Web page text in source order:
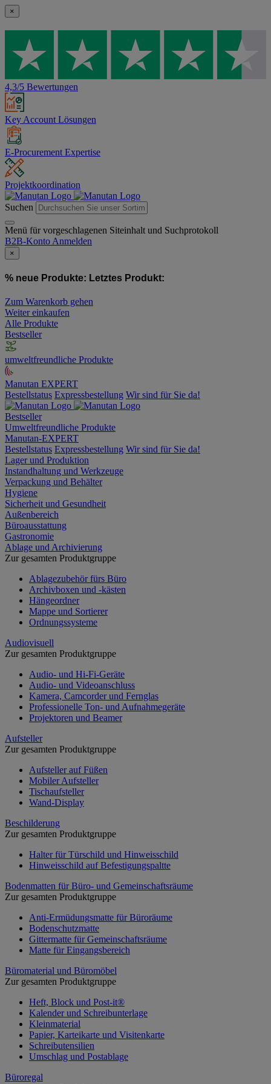
×
4,3/5 Bewertungen
Key Account Lösungen
E-Procurement Expertise
Projektkoordination
Suchen
Menü für vorgeschlagenen Siteinhalt und Suchprotokoll
B2B-Konto Anmelden
×
% neue Produkte: Letztes Produkt:
Zum Warenkorb gehen
Weiter einkaufen
Alle Produkte
Bestseller
umweltfreundliche Produkte
Manutan EXPERT
Bestellstatus Expressbestellung Wir sind für Sie da!
Bestseller
Umweltfreundliche Produkte
Manutan-EXPERT
Bestellstatus Expressbestellung Wir sind für Sie da!
Lager und Produktion
Instandhaltung und Werkzeuge
Verpackung und Behälter
Hygiene
Sicherheit und Gesundheit
Außenbereich
Büroausstattung
Gastronomie
Ablage und Archivierung
Zur gesamten Produktgruppe
Ablagezubehör fürs Büro
Archivboxen und -kästen
Hängeordner
Mappe und Sortierer
Ordnungssysteme
Audiovisuell
Zur gesamten Produktgruppe
Audio- und Hi-Fi-Geräte
Audio- und Videoanschluss
Kamera, Camcorder und Fernglas
Professionelle Ton- und Aufnahmegeräte
Projektoren und Beamer
Aufsteller
Zur gesamten Produktgruppe
Aufsteller auf Füßen
Mobiler Aufsteller
Tischaufsteller
Wand-Display
Beschilderung
Zur gesamten Produktgruppe
Halter für Türschild und Hinweisschild
Hinweisschild auf Befestigungspaltte
Bodenmatten für Büro- und Gemeinschaftsräume
Zur gesamten Produktgruppe
Anti-Ermüdungsmatte für Büroräume
Bodenschutzmatte
Gittermatte für Gemeinschaftsräume
Matte für Eingangsbereich
Büromaterial und Büromöbel
Zur gesamten Produktgruppe
Heft, Block und Post-it®
Kalender und Schreibunterlage
Kleinmaterial
Papier, Karteikarte und Visitenkarte
Schreibutensilien
Umschlag und Postablage
Büroregal